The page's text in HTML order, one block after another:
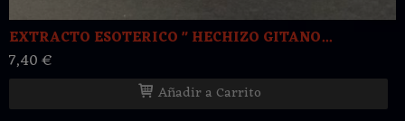
EXTRACTO ESOTERICO " HECHIZO GITANO...
7,40 €
Añadir a Carrito